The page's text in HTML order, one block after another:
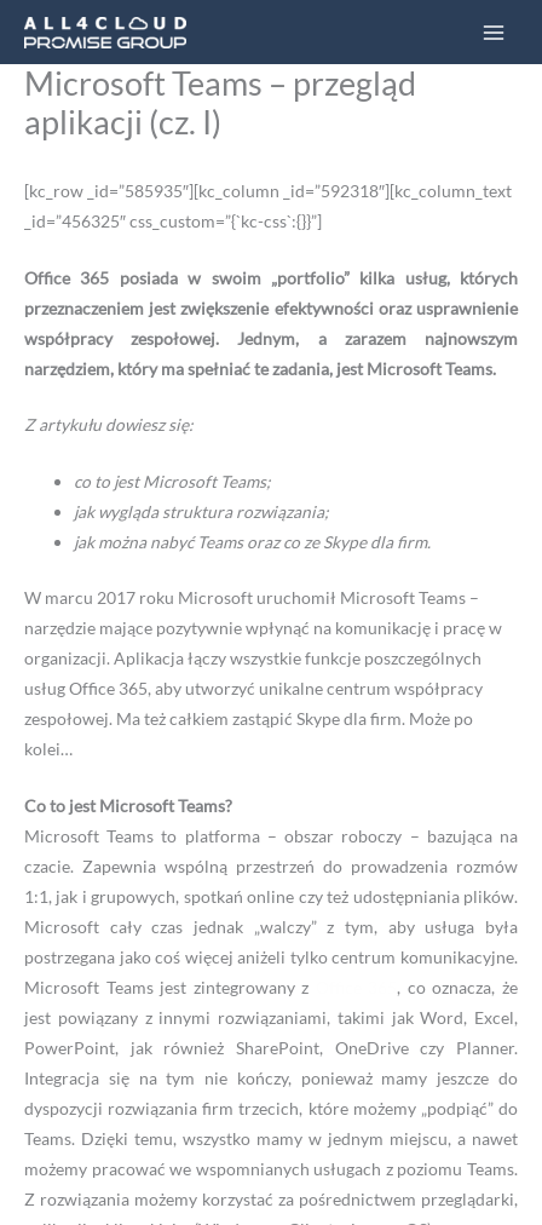
Przejdź
treści
Main
Microsoft Teams – przegląd
aplikacji (cz. I)
[kc_row _id=”585935″][kc_column _id=”592318″][kc_column_text
_id=”456325″ css_custom=”{`kc-css`:{}}”]
Office 365 posiada w swoim „portfolio” kilka usług, których
przeznaczeniem jest zwiększenie efektywności oraz usprawnienie
współpracy zespołowej. Jednym, a zarazem najnowszym
narzędziem, który ma spełniać te zadania, jest Microsoft Teams.
Z artykułu dowiesz się:
co to jest Microsoft Teams;
jak wygląda struktura rozwiązania;
jak można nabyć Teams oraz co ze Skype dla firm.
W marcu 2017 roku Microsoft uruchomił Microsoft Teams –
narzędzie mające pozytywnie wpłynąć na komunikację i pracę w
organizacji. Aplikacja łączy wszystkie funkcje poszczególnych
usług Office 365, aby utworzyć unikalne centrum współpracy
zespołowej. Ma też całkiem zastąpić Skype dla firm. Może po
kolei…
Co to jest Microsoft Teams?
Microsoft Teams to platforma – obszar roboczy – bazująca na
czacie. Zapewnia wspólną przestrzeń do prowadzenia rozmów
1:1, jak i grupowych, spotkań online czy też udostępniania plików.
Microsoft cały czas jednak „walczy” z tym, aby usługa była
postrzegana jako coś więcej aniżeli tylko centrum komunikacyjne.
Microsoft Teams jest zintegrowany z
, co oznacza, że
jest powiązany z innymi rozwiązaniami, takimi jak Word, Excel,
PowerPoint, jak również SharePoint, OneDrive czy Planner.
Integracja się na tym nie kończy, ponieważ mamy jeszcze do
dyspozycji rozwiązania firm trzecich, które możemy „podpiąć” do
Teams. Dzięki temu, wszystko mamy w jednym miejscu, a nawet
możemy pracować we wspomnianych usługach z poziomu Teams.
Z rozwiązania możemy korzystać za pośrednictwem przeglądarki,